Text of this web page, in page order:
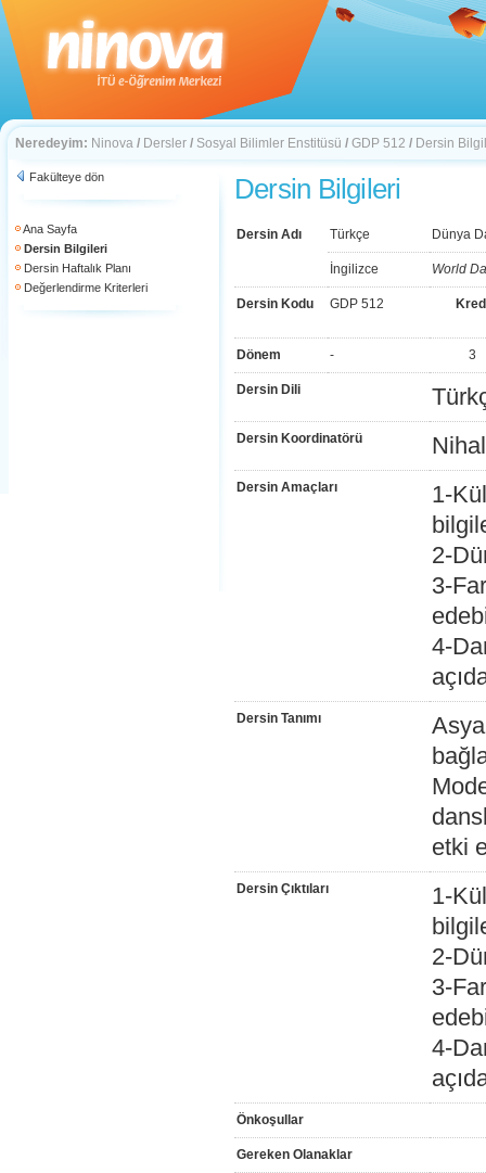
Neredeyim: Ninova / Dersler / Sosyal Bilimler Enstitüsü / GDP 512 / Dersin
Fakülteye dön
Ana Sayfa
Dersin Bilgileri
Dersin Haftalık Planı
Değerlendirme Kriterleri
Dersin Bilgileri
Dersin Adı Türkçe Dünya
İngilizce World
Dersin Kodu GDP 512
Dönem - 3
Dersin Dili
Dersin Koordinatörü
Dersin Amaçları
1-
2-
3-
4-
Dersin Tanımı
etki
Dersin Çıktıları
1-
2-
3-
4-
Önkoşullar
Gereken Olanaklar